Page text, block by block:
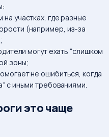
участках, где разные
(например, из‑за
могут ехать “слишком
зоны;
не ошибиться, когда
с иными требованиями.
это чаще